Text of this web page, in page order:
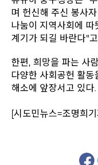
며 헌신해 주신 봉사
나눔이 지역사회에
계기가 되길 바란다"
한편, 희망을 파는 사
다양한 사회공헌 활동
해소에 앞장서고 있다.
[시도민뉴스=조명희